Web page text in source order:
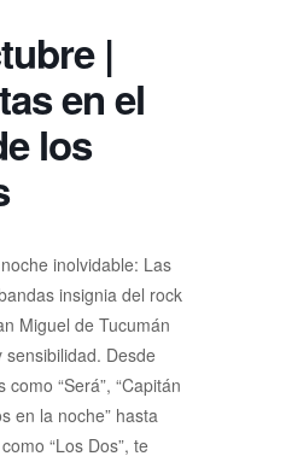
|
en el
los
inolvidable: Las
insignia del rock
Miguel de Tucumán
Desde
“Será”, “Capitán
en la noche” hasta
“Los Dos”, te